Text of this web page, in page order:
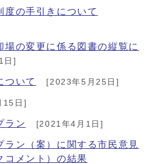
度の手引きについて
場の変更に係る図書の縦覧に
日]
ついて [2023年5月25日]
15日]
ラン [2021年4月1日]
ラン（案）に関する市民意見
コメント）の結果